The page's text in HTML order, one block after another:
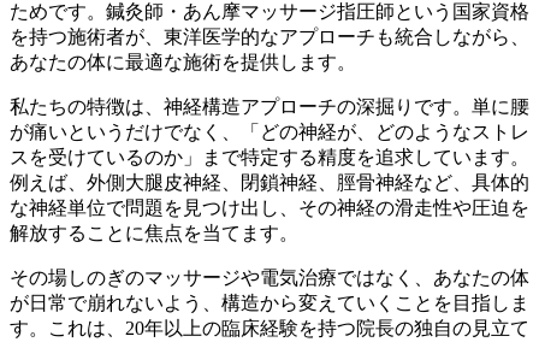
ためです。鍼灸師・あん摩マッサージ指圧師という国家資格
を持つ施術者が、東洋医学的なアプローチも統合しながら、
あなたの体に最適な施術を提供します。
私たちの特徴は、神経構造アプローチの深掘りです。単に腰
が痛いというだけでなく、「どの神経が、どのようなストレ
スを受けているのか」まで特定する精度を追求しています。
例えば、外側大腿皮神経、閉鎖神経、脛骨神経など、具体的
な神経単位で問題を見つけ出し、その神経の滑走性や圧迫を
解放することに焦点を当てます。
その場しのぎのマッサージや電気治療ではなく、あなたの体
が日常で崩れないよう、構造から変えていくことを目指しま
す。これは、20年以上の臨床経験を持つ院長の独自の見立て